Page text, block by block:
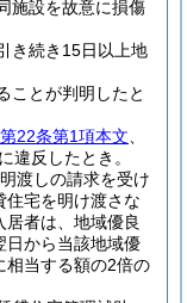
施設を故意に損傷
き続き15日以上地
ことが判明したと
第22条第1項本文
違反したとき。
渡しの請求を受け
住宅を明け渡さな
居者は、地域優良
日から当該地域優
相当する額の2倍の